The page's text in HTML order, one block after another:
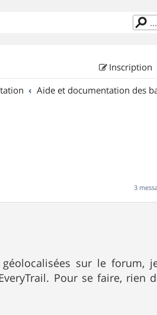
Inscription
Aide et documentation des
3
sur le forum,
Pour se faire, rien